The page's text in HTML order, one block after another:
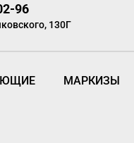
96
130Г
МАРКИЗЫ